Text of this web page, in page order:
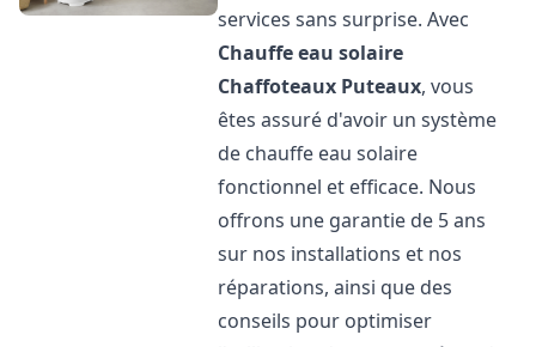
services sans surprise. Avec
Chauffe eau solaire
Chaffoteaux Puteaux, vous
êtes assuré d'avoir un système
de chauffe eau solaire
fonctionnel et efficace. Nous
offrons une garantie de 5 ans
sur nos installations et nos
réparations, ainsi que des
conseils pour optimiser